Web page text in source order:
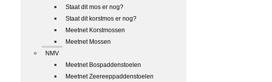
Staat dit mos er nog?
Staat dit korstmos er nog?
Meetnet Korstmossen
Meetnet Mossen
NMV
Meetnet Bospaddenstoelen
Meetnet Zeereeppaddenstoelen